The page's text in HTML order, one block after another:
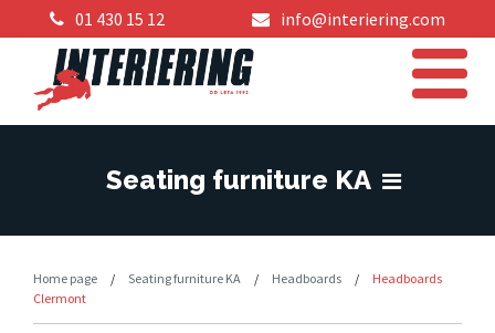
01 430 15 12 info@interiering.com
Seating furniture KA
Home page / Seating furniture KA / Headboards /
Headboards
Clermont